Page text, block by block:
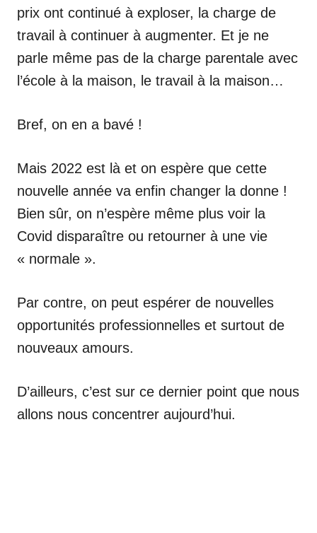
prix ont continué à exploser, la charge de
travail à continuer à augmenter. Et je ne
parle même pas de la charge parentale avec
l’école à la maison, le travail à la maison…
Bref, on en a bavé !
Mais 2022 est là et on espère que cette
nouvelle année va enfin changer la donne !
Bien sûr, on n’espère même plus voir la
Covid disparaître ou retourner à une vie
« normale ».
Par contre, on peut espérer de nouvelles
opportunités professionnelles et surtout de
nouveaux amours.
D’ailleurs, c’est sur ce dernier point que nous
allons nous concentrer aujourd’hui.